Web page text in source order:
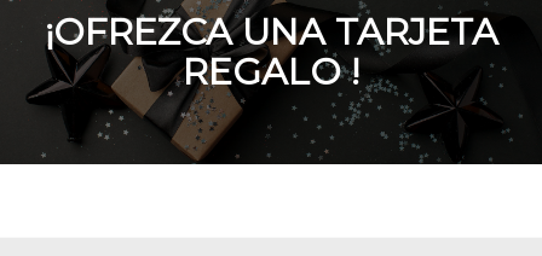
¡OFREZCA UNA TARJETA
REGALO !